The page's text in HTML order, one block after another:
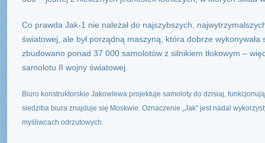
Co prawda Jak-1 nie należał do najszybszych,
światowej, ale był porządną maszyną, która dobrze
zbudowano ponad 37 000 samolotów z silnikiem tłokowym –
samolotu II wojny światowej.
Biuro konstruktorskie Jakowlewa projektuje samoloty do dzisiaj,
siedziba biura znajduje się Moskwie. Oznaczenie „Jak” jest nadal
myśliwcach odrzutowych.